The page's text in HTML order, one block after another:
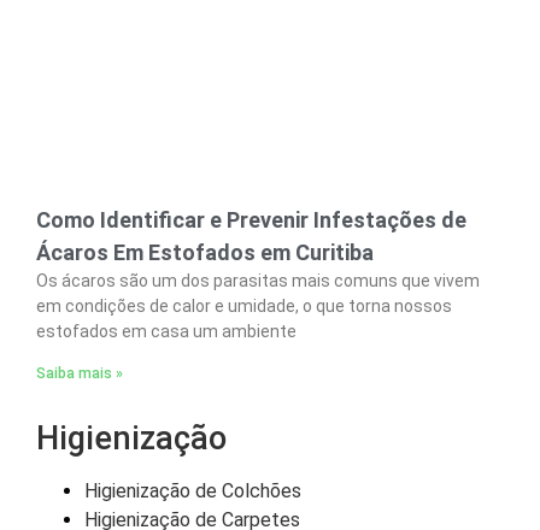
Como Identificar e Prevenir Infestações de
Ácaros Em Estofados em Curitiba
Os ácaros são um dos parasitas mais comuns que vivem
em condições de calor e umidade, o que torna nossos
estofados em casa um ambiente
Saiba mais »
Higienização
Higienização de Colchões
Higienização de Carpetes